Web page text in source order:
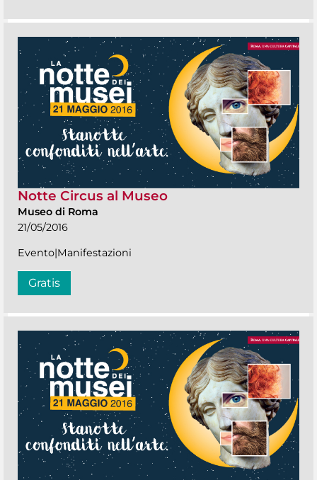
Notte Circus al Museo
Museo di Roma
21/05/2016
Evento|Manifestazioni
Gratis